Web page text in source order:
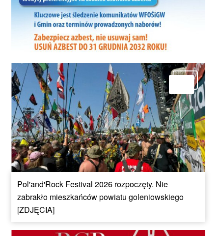
Pol'and'Rock Festival 2026 rozpoczęty. Nie
zabrakło mieszkańców powiatu goleniowskiego
[ZDJĘCIA]